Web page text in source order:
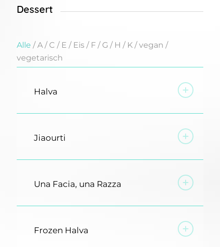
Dessert
Alle / A / C / E / Eis / F / G / H / K / vegan /
vegetarisch
Halva
Jiaourti
Una Facia, una Razza
Frozen Halva